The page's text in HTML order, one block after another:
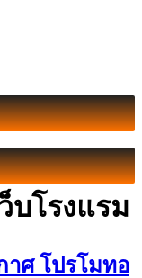
บโรงแรม
ศ โปรโมทอ